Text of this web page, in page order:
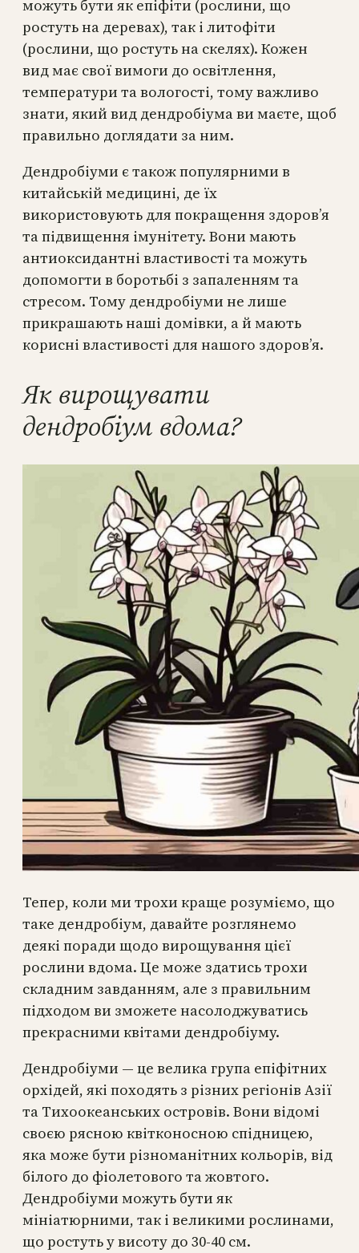
можуть бути як епіфіти (рослини, що
ростуть на деревах), так і литофіти
(рослини, що ростуть на скелях). Кожен
вид має свої вимоги до освітлення,
температури та вологості, тому важливо
знати, який вид дендробіума ви маєте, щоб
правильно доглядати за ним.
Дендробіуми є також популярними в
китайській медицині, де їх
використовують для покращення здоров’я
та підвищення імунітету. Вони мають
антиоксидантні властивості та можуть
допомогти в боротьбі з запаленням та
стресом. Тому дендробіуми не лише
прикрашають наші домівки, а й мають
корисні властивості для нашого здоров’я.
Як вирощувати
дендробіум вдома?
Тепер, коли ми трохи краще розуміємо, що
таке дендробіум, давайте розглянемо
деякі поради щодо вирощування цієї
рослини вдома. Це може здатись трохи
складним завданням, але з правильним
підходом ви зможете насолоджуватись
прекрасними квітами дендробіуму.
Дендробіуми — це велика група епіфітних
орхідей, які походять з різних регіонів Азії
та Тихоокеанських островів. Вони відомі
своєю рясною квітконосною спідницею,
яка може бути різноманітних кольорів, від
білого до фіолетового та жовтого.
Дендробіуми можуть бути як
мініатюрними, так і великими рослинами,
що ростуть у висоту до 30-40 см.